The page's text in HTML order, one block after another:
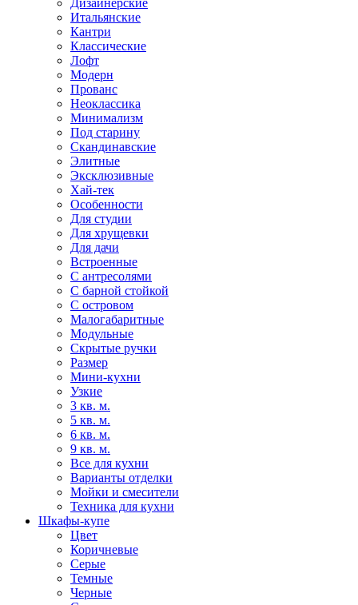
Дизайнерские
Итальянские
Кантри
Классические
Лофт
Модерн
Прованс
Неоклассика
Минимализм
Под старину
Скандинавские
Элитные
Эксклюзивные
Хай-тек
Особенности
Для студии
Для хрущевки
Для дачи
Встроенные
С антресолями
С барной стойкой
С островом
Малогабаритные
Модульные
Скрытые ручки
Размер
Мини-кухни
Узкие
3 кв. м.
5 кв. м.
6 кв. м.
9 кв. м.
Все для кухни
Варианты отделки
Мойки и смесители
Техника для кухни
Шкафы-купе
Цвет
Коричневые
Серые
Темные
Черные